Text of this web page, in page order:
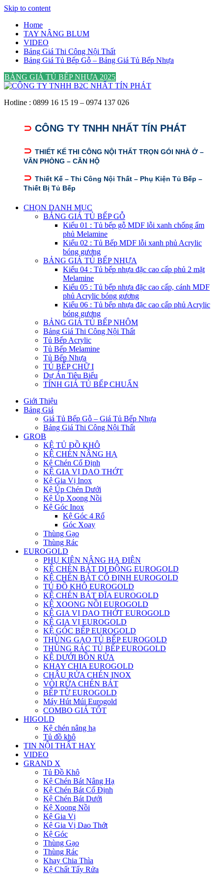
Skip to content
Home
TAY NÂNG BLUM
VIDEO
Bảng Giá Thi Công Nội Thất
Bảng Giá Tủ Bếp Gỗ – Bảng Giá Tủ Bếp Nhựa
BẢNG GIÁ TỦ BẾP NHỰA 2025
Hotline : 0899 16 15 19 – 0974 137 026
⊃ CÔNG TY TNHH NHẤT TÍN PHÁT
⊃ THIẾT KẾ THI CÔNG NỘI THẤT TRỌN GÓI NHÀ Ở –
VĂN PHÒNG – CĂN HỘ
⊃ Thiết Kế – Thi Công Nội Thất – Phụ Kiện Tủ Bếp –
Thiết Bị Tủ Bếp
CHỌN DANH MỤC
BẢNG GIÁ TỦ BẾP GỖ
Kiểu 01 : Tủ bếp gỗ MDF lỗi xanh chống ẩm
phủ Melamine
Kiểu 02 : Tủ Bếp MDF lỗi xanh phủ Acrylic
bóng gương
BẢNG GIÁ TỦ BẾP NHỰA
Kiểu 04 : Tủ bếp nhựa đặc cao cấp phủ 2 mặt
Melamine
Kiểu 05 : Tủ bếp nhựa đặc cao cấp, cánh MDF
phủ Acrylic bóng gương
Kiểu 06 : Tủ bếp nhựa đặc cao cấp phủ Acrylic
bóng gương
BẢNG GIÁ TỦ BẾP NHÔM
Bảng Giá Thi Công Nội Thất
Tủ Bếp Acrylic
Tủ Bếp Melamine
Tủ Bếp Nhựa
TỦ BẾP CHỮ I
Dự Án Tiêu Biểu
TÍNH GIÁ TỦ BẾP CHUẨN
Giới Thiệu
Bảng Giá
Giá Tủ Bếp Gỗ – Giá Tủ Bếp Nhựa
Bảng Giá Thi Công Nội Thất
GROB
KỆ TỦ ĐỒ KHÔ
KỆ CHÉN NÂNG HẠ
Kệ Chén Cố Định
KỆ GIA VỊ DAO THỚT
Kệ Gia Vị Inox
Kệ Úp Chén Dưới
Kệ Úp Xoong Nồi
Kệ Góc Inox
Kệ Góc 4 Rổ
Góc Xoay
Thùng Gạo
Thùng Rác
EUROGOLD
PHỤ KIỆN NÂNG HẠ ĐIỆN
KỆ CHÉN BÁT DI ĐỘNG EUROGOLD
KỆ CHÉN BÁT CỐ ĐỊNH EUROGOLD
TỦ ĐỒ KHÔ EUROGOLD
KỆ CHÉN BÁT ĐĨA EUROGOLD
KỆ XOONG NỒI EUROGOLD
KỆ GIA VỊ DAO THỚT EUROGOLD
KỆ GIA VỊ EUROGOLD
KỆ GÓC BẾP EUROGOLD
THÙNG GẠO TỦ BẾP EUROGOLD
THÙNG RÁC TỦ BẾP EUROGOLD
KỆ DƯỚI BỒN RỬA
KHAY CHIA EUROGOLD
CHẬU RỬA CHÉN INOX
VÒI RỬA CHÉN BÁT
BẾP TỪ EUROGOLD
Máy Hút Múi Eurogold
COMBO GIÁ TỐT
HIGOLD
Kệ chén nâng hạ
Tủ đồ khô
TIN NỘI THẤT HAY
VIDEO
GRAND X
Tủ Đồ Khô
Kệ Chén Bát Nâng Hạ
Kệ Chén Bát Cố Định
Kệ Chén Bát Dưới
Kệ Xoong Nồi
Kệ Gia Vị
Kệ Gia Vị Dao Thớt
Kệ Góc
Thùng Gạo
Thùng Rác
Khay Chia Thìa
Kệ Chất Tẩy Rửa